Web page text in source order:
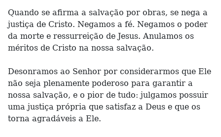
Quando se afirma a salvação por obras, se nega a
justiça de Cristo. Negamos a fé. Negamos o poder
da morte e ressurreição de Jesus. Anulamos os
méritos de Cristo na nossa salvação.
Desonramos ao Senhor por considerarmos que Ele
não seja plenamente poderoso para garantir a
nossa salvação, e o pior de tudo: julgamos possuir
uma justiça própria que satisfaz a Deus e que os
torna agradáveis a Ele.